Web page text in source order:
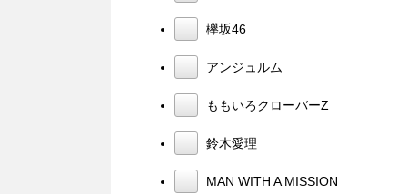
欅坂46
アンジュルム
ももいろクローバーZ
鈴木愛理
MAN WITH A MISSION